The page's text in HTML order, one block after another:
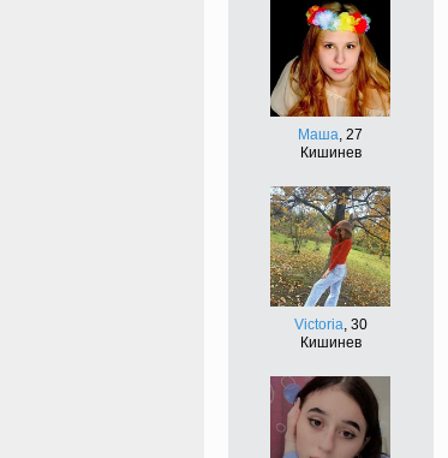
Маша, 27
Кишинев
Victoria, 30
Кишинев